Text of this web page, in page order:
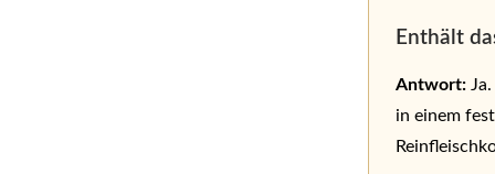
Enthält
Antwort:
in einem